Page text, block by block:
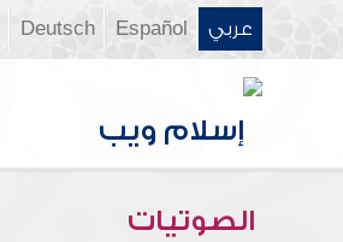
عربي Español
Deutsch
الصوتيات